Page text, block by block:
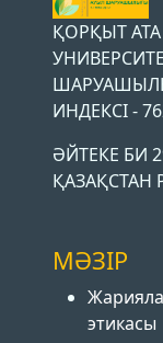
ҚОРҚЫТ
ИНДЕКСІ -
ӘЙТЕКЕ БИ
ҚАЗАҚСТАН
МӘЗІР
этикасы